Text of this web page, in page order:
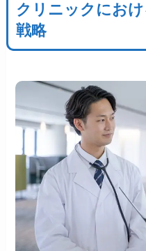
クリニックにお
戦略